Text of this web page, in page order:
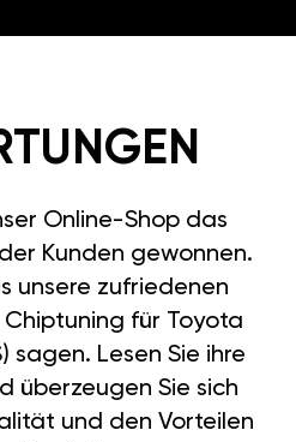
Online-Shop das
Kunden gewonnen.
unsere zufriedenen
für Toyota
sagen. Lesen Sie ihre
überzeugen Sie sich
und den Vorteilen